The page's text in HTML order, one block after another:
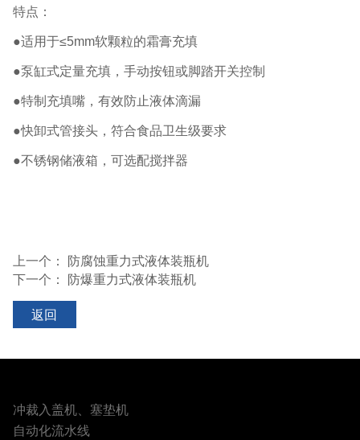
特点：
●适用于≤5mm软颗粒的霜膏充填
●泵缸式定量充填，手动按钮或脚踏开关控制
●特制充填嘴，有效防止液体滴漏
●快卸式管接头，符合食品卫生级要求
●不锈钢储液箱，可选配搅拌器
上一个： 防腐蚀重力式液体装瓶机
下一个： 防爆重力式液体装瓶机
返回
冲裁入盖机、塞垫机
自动化流水线